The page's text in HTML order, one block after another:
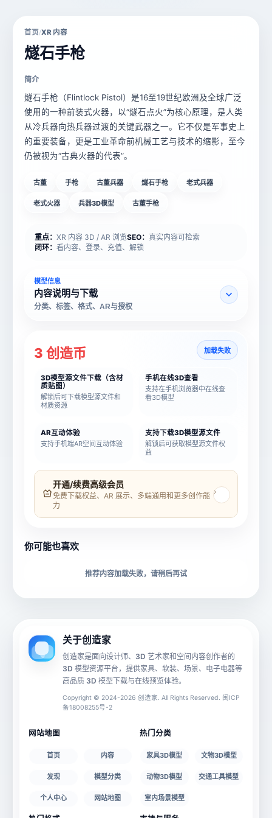
首页/XR 内容
燧石手枪
简介
燧石手枪（Flintlock Pistol）是16至19世纪欧洲及全球广泛
使用的一种前装式火器，以“燧石点火”为核心原理，是人类
从冷兵器向热兵器过渡的关键武器之一。它不仅是军事史上
的重要装备，更是工业革命前机械工艺与技术的缩影，至今
仍被视为“古典火器的代表”。
古董 手枪 古董兵器 燧石手枪 老式兵器
老式火器 兵器3D模型 古董手枪
重点： XR 内容 3D / AR 浏览SEO： 真实内容可检索
闭环： 看内容、登录、充值、解锁
模型信息
内容说明与下载
分类、标签、格式、AR与授权
模型名称
材质贴图
文件大小
3 创造币 加载失败
3D模型源文件下载（含材
质贴图）
解锁后可下载模型源文件和
材质资源
手机在线3D查看
支持在手机浏览器中在线查
看3D模型
AR互动体验
支持手机端AR空间互动体验
支持下载3D模型源文件
解锁后可获取模型源文件权
益
开通/续费高级会员
免费下载权益、AR 展示、多端通用和更多创作能
力
›
你可能也喜欢
推荐内容加载失败，请稍后再试
关于创造家
创造家是面向设计师、3D 艺术家和空间内容创作者的
3D 模型资源平台，提供家具、软装、场景、电子电器等
高品质 3D 模型下载与在线预览体验。
Copyright © 2024-2026 创造家. All Rights Reserved. 闽ICP
备18008255号-2
网站地图
首页 内容
发现 模型分类
个人中心 网站地图
热门分类
家具3D模型 文物3D模型
动物3D模型 交通工具模型
室内场景模型